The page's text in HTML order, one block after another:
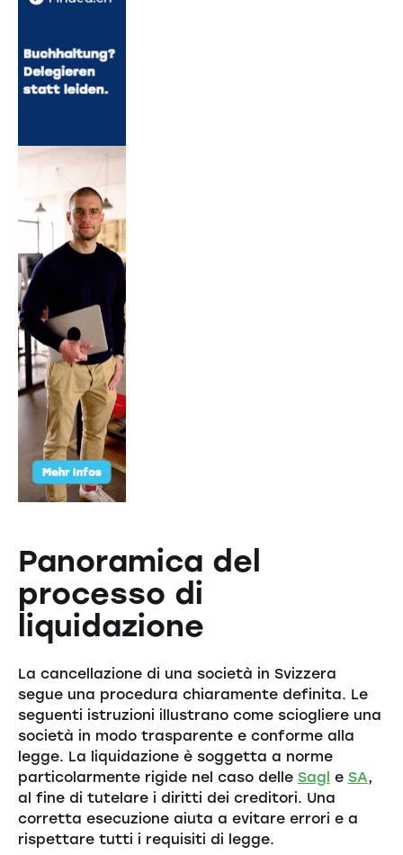
Panoramica del
processo di
liquidazione
La cancellazione di una società in Svizzera
segue una procedura chiaramente definita. Le
seguenti istruzioni illustrano come sciogliere una
società in modo trasparente e conforme alla
legge. La liquidazione è soggetta a norme
particolarmente rigide nel caso delle Sagl e SA,
al fine di tutelare i diritti dei creditori. Una
corretta esecuzione aiuta a evitare errori e a
rispettare tutti i requisiti di legge.